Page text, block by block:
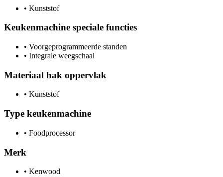
• Kunststof
Keukenmachine speciale functies
• Voorgeprogrammeerde standen
• Integrale weegschaal
Materiaal hak oppervlak
• Kunststof
Type keukenmachine
• Foodprocessor
Merk
• Kenwood